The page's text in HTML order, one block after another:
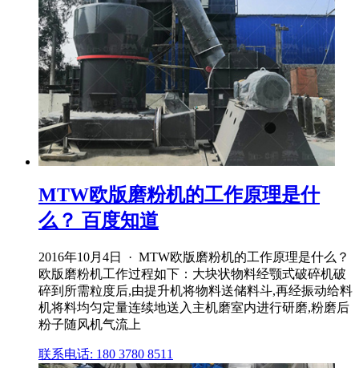
MTW欧版磨粉机的工作原理是什
么？ 百度知道
2016年10月4日 · MTW欧版磨粉机的工作原理是什么？
欧版磨粉机工作过程如下：大块状物料经颚式破碎机破
碎到所需粒度后,由提升机将物料送储料斗,再经振动给料
机将料均匀定量连续地送入主机磨室内进行研磨,粉磨后
粉子随风机气流上
联系电话: 180 3780 8511